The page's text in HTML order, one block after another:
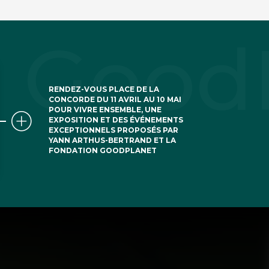
RENDEZ-VOUS PLACE DE LA
CONCORDE DU 11 AVRIL AU 10 MAI
POUR VIVRE ENSEMBLE, UNE
EXPOSITION ET DES ÉVÉNEMENTS
EXCEPTIONNELS PROPOSÉS PAR
YANN ARTHUS-BERTRAND ET LA
FONDATION GOODPLANET